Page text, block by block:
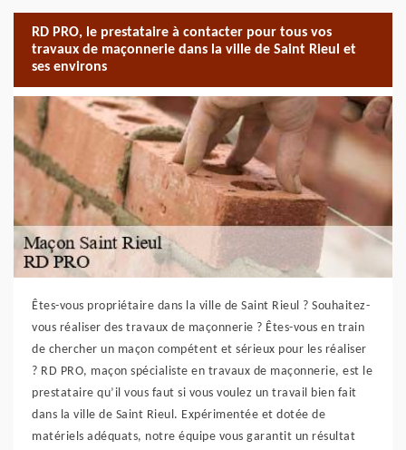
RD PRO, le prestataire à contacter pour tous vos
travaux de maçonnerie dans la ville de Saint Rieul et
ses environs
Êtes-vous propriétaire dans la ville de Saint Rieul ? Souhaitez-
vous réaliser des travaux de maçonnerie ? Êtes-vous en train
de chercher un maçon compétent et sérieux pour les réaliser
? RD PRO, maçon spécialiste en travaux de maçonnerie, est le
prestataire qu’il vous faut si vous voulez un travail bien fait
dans la ville de Saint Rieul. Expérimentée et dotée de
matériels adéquats, notre équipe vous garantit un résultat